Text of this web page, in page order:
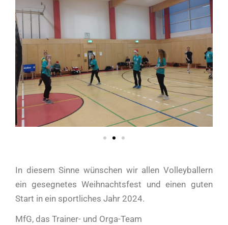
In diesem Sinne wünschen wir allen Volleyballern
ein gesegnetes Weihnachtsfest und einen guten
Start in ein sportliches Jahr 2024.
MfG, das Trainer- und Orga-Team